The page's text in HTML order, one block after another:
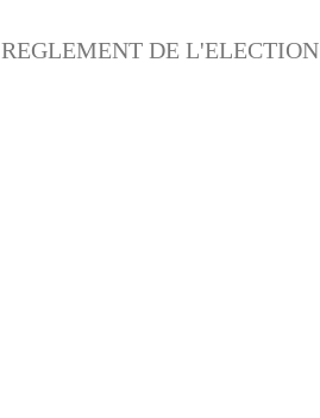
REGLEMENT DE L'ELECTION